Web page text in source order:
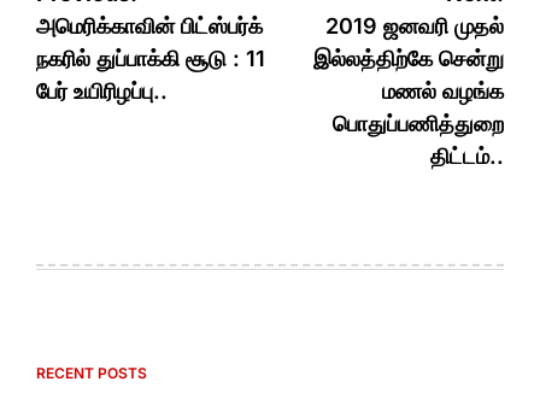
navigation
அமெரிக்காவின் பிட்ஸ்பர்க்
நகரில் துப்பாக்கி சூடு : 11
பேர் உயிரிழப்பு..
2019 ஜனவரி முதல்
இல்லத்திற்கே சென்று
மணல் வழங்க
பொதுப்பணித்துறை
திட்டம்..
RECENT POSTS